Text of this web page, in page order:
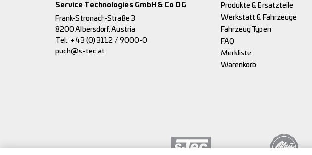
Service Technologies GmbH & Co OG
Frank-Stronach-Straße 3
8200 Albersdorf, Austria
Tel.: +43 (0) 3112 / 9000-0
puch@s-tec.at
Produkte & Ersatzteile
Werkstatt & Fahrzeuge
Fahrzeug Typen
FAQ
Merkliste
Warenkorb